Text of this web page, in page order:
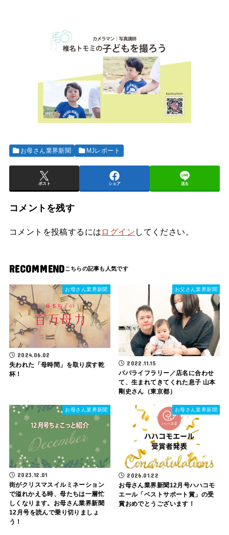
お母さん業界新聞 MJレポート
ポスト シェア 送る
コメントを残す
コメントを投稿するには ログイン してください。
RECOMMEND
お母さん業界新聞
2024.06.02
失われた「母時間」を取り戻す乾
杯！
お父さん業界新聞
2022.11.15
パパライフラリー／店名に合わせ
て、生まれてきてくれた息子 山本
剛史さん（東京都）
お母さん業界新聞
2023.12.01
街がクリスマスイルミネーション
で溢れかえる時、母たちは一層忙
しくなります。お母さん業界新聞
12月号を読んで乗り切りましょ
う！
お母さん業界新聞
2026.01.22
お母さん業界新聞12月号ハハコモ
エール「ベストサポート賞」の受
賞おめでとうございます！